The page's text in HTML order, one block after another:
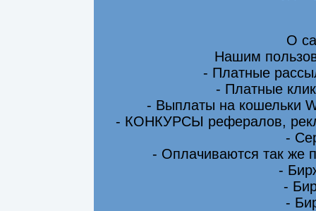
О
Нашим
- Платные
- Платные
- Выплаты на кошельки
- КОНКУРСЫ рефералов,
-
- Оплачиваются так же
-
-
-